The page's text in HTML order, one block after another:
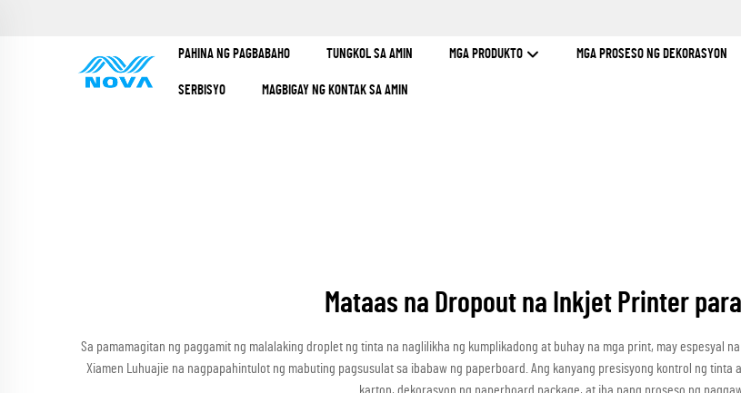
PAHINA NG PAGBABAHO TUNGKOL SA AMIN MGA PRODUKTO MGA PROSESO NG DEKORASYON
SERBISYO MAGBIGAY NG KONTAK SA AMIN
Mataas na Dropout na Inkjet Printer
Sa pamamagitan ng paggamit ng malalaking droplet ng tinta na naglilikha ng kumplikadong at buhay na mga print, may espesyal
Xiamen Luhuajie na nagpapahintulot ng mabuting pagsusulat sa ibabaw ng paperboard. Ang kanyang presisyong kontrol ng